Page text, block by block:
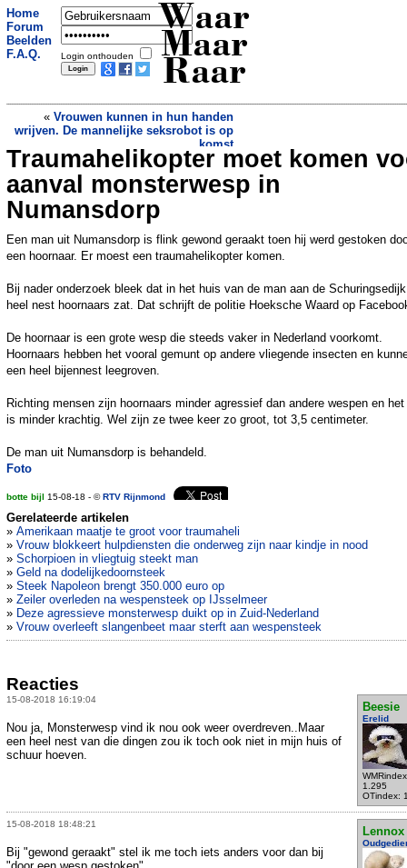
Home
Forum
Beelden
F.A.Q.
Login onthouden
Waar
Maar
Raar
« Vrouwen kunnen in hun handen
wrijven. De mannelijke seksrobot is op
komst
Vlissingse vrienden maken complete
actiefilm voor verkoop van camper
»
Traumahelikopter moet komen
aanval monsterwesp in
Numansdorp
Een man uit Numansdorp is flink gewond geraakt toen hij werd gestoken
een hoornaar. Er moest een traumahelikopter komen.
Bij nader onderzoek bleek dat in het huis van de man aan de
heel nest hoornaars zat. Dat schrijft de politie Hoeksche Waard op
De hoornaar is een grote wesp die steeds vaker in Nederland voorkomt.
Hoornaars hebben het vooral gemunt op andere vliegende insecten en
een heel bijennest leegroven.
Richting mensen zijn hoornaars minder agressief dan andere wespen en
is minder krachtig. Wel zijn ze twee keer zo groot, tot 3,5 centimeter.
De man uit Numansdorp is behandeld.
Foto
botte bijl 15-08-18 - ©RTV Rijnmond
Gerelateerde artikelen
» Amerikaan maatje te groot voor traumaheli
» Vrouw blokkeert hulpdiensten die onderweg zijn naar kindje in nood
» Schorpioen in vliegtuig steekt man
» Geld na dodelijkedoornsteek
» Steek Napoleon brengt 350.000 euro op
» Zeiler overleden na wespensteek op IJsselmeer
» Deze agressieve monsterwesp duikt op in Zuid-Nederland
» Vrouw overleeft slangenbeet maar sterft aan wespensteek
Reacties
15-08-2018 16:19:04
Beesie
Erelid
1.295
OTindex:
Nou ja, Monsterwesp vind ik nou ook weer overdreven..Maar
een heel nest van die dingen zou ik toch ook niet in mijn huis of
schuur hoeven.
15-08-2018 18:48:21
Lennox
Bij "gewond geraakt" stel ik me toch iets anders voor dan bij